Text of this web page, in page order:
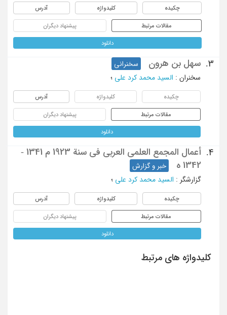
چکیده کلیدواژه آدرس
مقالات مرتبط پیشنهاد دیگران
دانلود
3. سهل بن هرون
سخنرانی
سخنران : السید محمد کرد علی ؛
چکیده کلیدواژه آدرس
مقالات مرتبط پیشنهاد دیگران
دانلود
4.
أعمال المجمع العلمی العربی فی سنة 1923 م 1341 -
1342 ه
خبر و گزارش
گزارشگر : السید محمد کرد علی ؛
چکیده کلیدواژه آدرس
مقالات مرتبط پیشنهاد دیگران
دانلود
کلیدواژه های مرتبط